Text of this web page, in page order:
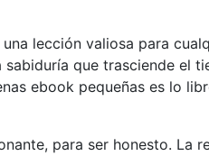
lección valiosa para
que trasciende el
ebook pequeñas es lo
para ser honesto. La